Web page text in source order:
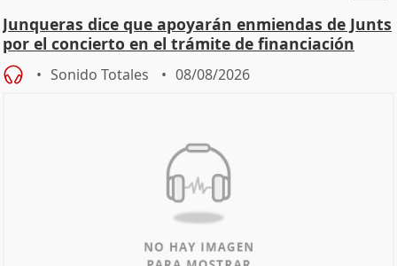
Junqueras dice que apoyarán enmiendas de Junts
por el concierto en el trámite de financiación
Sonido Totales 08/08/2026